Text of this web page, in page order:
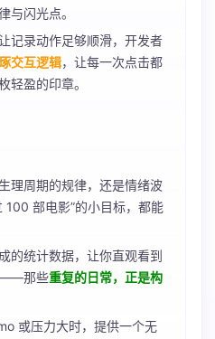
与闪光点。
记录动作足够顺滑，开发者
交互逻辑，让每一次点击都
轻盈的印章。
理周期的规律，还是情绪波
100 部电影”的小目标，都能
的统计数据，让你直观看到
——那些重复的日常，正是构
或压力大时，提供一个无